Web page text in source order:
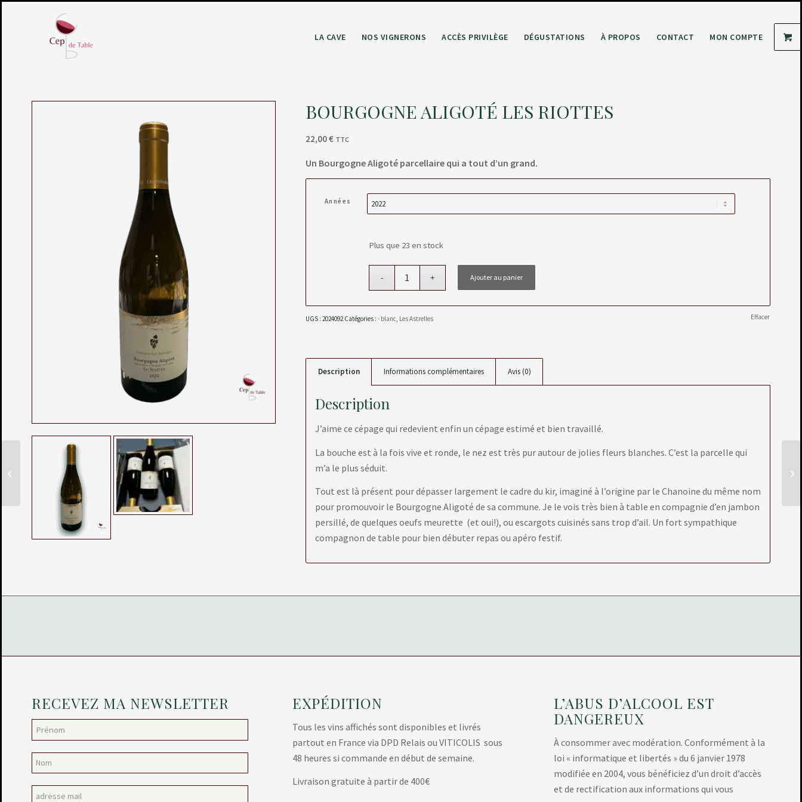
LA CAVE NOS VIGNERONS ACCÈS PRIVILÈGE DÉGUSTATIONS À PROPOS CONTACT MON COMPTE
BOURGOGNE ALIGOTÉ LES RIOTTES
22,00€ TTC
Un Bourgogne Aligoté parcellaire qui a tout d’un grand.
Années
Effacer
Plus que 23 en stock
Ajouter au panier
UGS : 2024092 Catégories : - blanc Les Astrelles
Description Informations complémentaires Avis (0)
Description
J’aime ce cépage qui redevient enfin un cépage estimé et bien travaillé.
La bouche est à la fois vive et ronde, le nez est très pur autour de jolies fleurs blanches. C’est la parcelle qui
m’a le plus séduit.
Tout est là présent pour dépasser largement le cadre du kir, imaginé à l’origine par le Chanoine du même nom
pour promouvoir le Bourgogne Aligoté de sa commune. Je le vois très bien à table en compagnie d’en jambon
persillé, de quelques oeufs meurette (et oui!), ou escargots cuisinés sans trop d’ail. Un fort sympathique
compagnon de table pour bien débuter repas ou apéro festif.
RECEVEZ MA NEWSLETTER EXPÉDITION
Tous les vins affichés sont disponibles et livrés
partout en France via DPD Relais ou VITICOLIS sous
48 heures si commande en début de semaine.
Livraison gratuite à partir de 400€
L’ABUS D’ALCOOL EST
DANGEREUX
À consommer avec modération. Conformément à la
loi « informatique et libertés » du 6 janvier 1978
modifiée en 2004, vous bénéficiez d’un droit d’accès
et de rectification aux informations qui vous
L’Assemblage